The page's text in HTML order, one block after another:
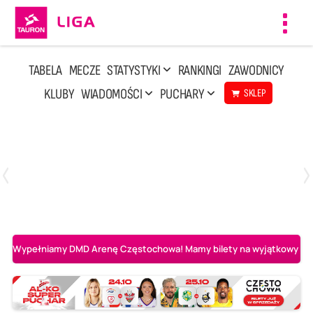
TABELA MECZE STATYSTYKI RANKINGI ZAWODNICY
KLUBY WIADOMOŚCI PUCHARY SKLEP
Wypełniamy DMD Arenę Częstochowa! Mamy bilety na wyjątkowy